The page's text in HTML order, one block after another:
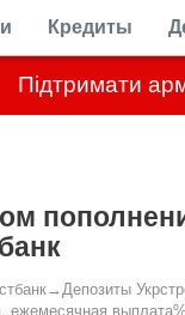
Підтримати
Кредиты
→ Депозиты
выплата%